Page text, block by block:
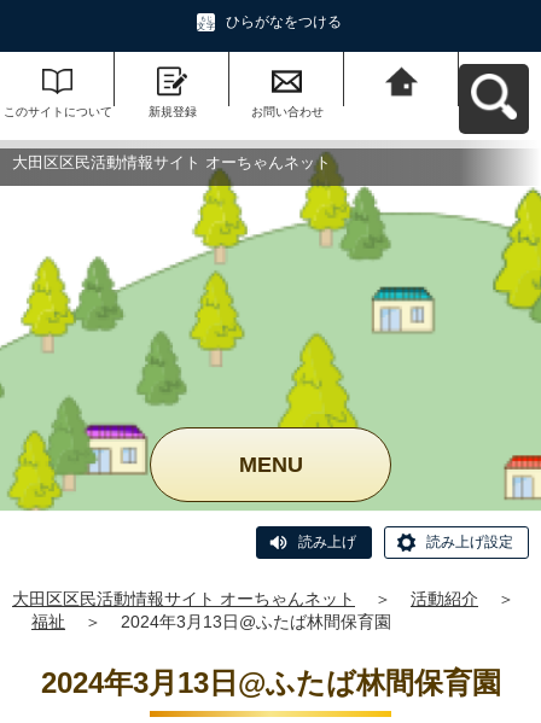
ひらがなをつける
このサイトについて 新規登録 お問い合わせ
ットへ戻る
大田区区民活動情報サイト オーちゃんネット
MENU
読み上げ 読み上げ設定
大田区区民活動情報サイト オーちゃんネット ＞ 活動紹介
＞
福祉
＞ 2024年3月13日@ふたば林間保育園
2024年3月13日@ふたば林間保育園